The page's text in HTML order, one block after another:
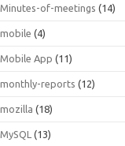
Minutes-of-meetings (14)
mobile (4)
Mobile App (11)
monthly-reports (12)
mozilla (18)
MySQL (13)